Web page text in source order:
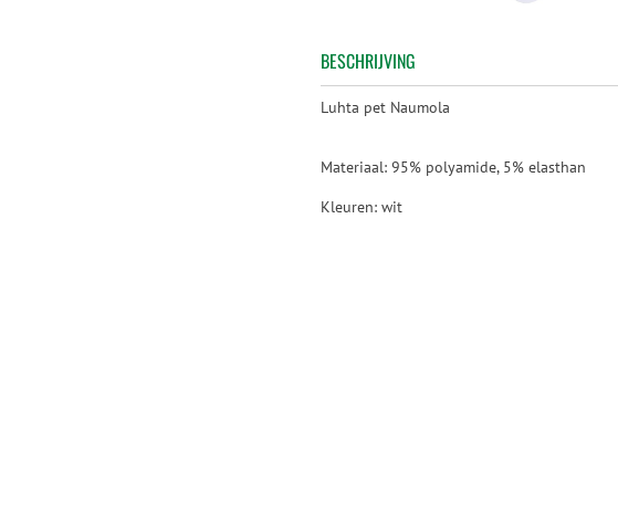
BESCHRIJVING
Luhta pet Naumola
Materiaal: 95% polyamide, 5% elasthan
Kleuren: wit